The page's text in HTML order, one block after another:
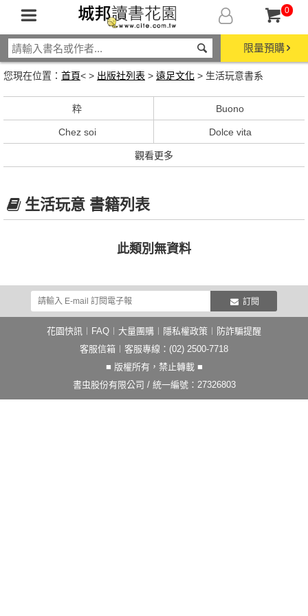
0
限量預購
您現在位置： 首頁< > 出版社列表 > 遠足文化 > 生活玩意書系
粋 Buono
Chez soi Dolce vita
觀看更多
生活玩意 書籍列表
此類別無資料
訂閱
花園快訊 FAQ 大量團購 隱私權政策
防詐騙提醒
客服信箱 ︱客服專線：(02) 2500-7718
■ 版權所有，禁止轉載 ■
書虫股份有限公司 / 統一編號：27326803